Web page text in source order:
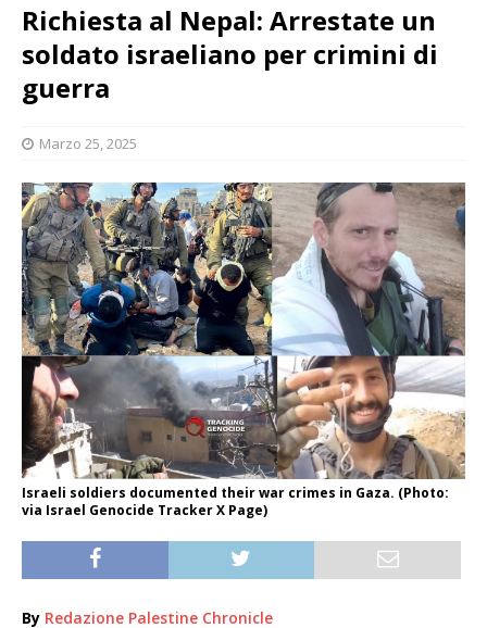
Richiesta al Nepal: Arrestate un
soldato israeliano per crimini di
guerra
Marzo 25, 2025
Israeli soldiers documented their war crimes in Gaza. (Photo:
via Israel Genocide Tracker X Page)
By Redazione Palestine Chronicle